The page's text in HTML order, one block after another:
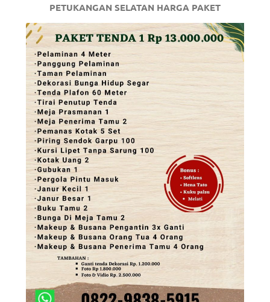
PETUKANGAN SELATAN HARGA PAKET